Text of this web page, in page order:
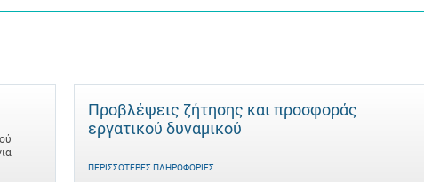
Προβλέψεις ζήτησης και προσφοράς
εργατικού δυναμικού
ΠΕΡΙΣΣΌΤΕΡΕΣ ΠΛΗΡΟΦΟΡΊΕΣ